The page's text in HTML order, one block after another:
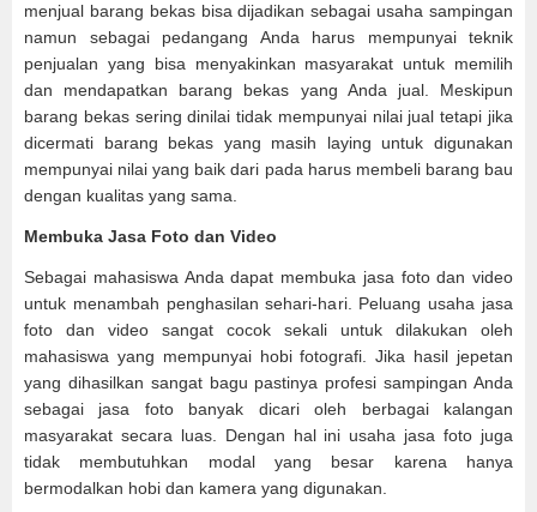
menjual barang bekas bisa dijadikan sebagai usaha sampingan
namun sebagai pedangang Anda harus mempunyai teknik
penjualan yang bisa menyakinkan masyarakat untuk memilih
dan mendapatkan barang bekas yang Anda jual. Meskipun
barang bekas sering dinilai tidak mempunyai nilai jual tetapi jika
dicermati barang bekas yang masih laying untuk digunakan
mempunyai nilai yang baik dari pada harus membeli barang bau
dengan kualitas yang sama.
Membuka Jasa Foto dan Video
Sebagai mahasiswa Anda dapat membuka jasa foto dan video
untuk menambah penghasilan sehari-hari. Peluang usaha jasa
foto dan video sangat cocok sekali untuk dilakukan oleh
mahasiswa yang mempunyai hobi fotografi. Jika hasil jepetan
yang dihasilkan sangat bagu pastinya profesi sampingan Anda
sebagai jasa foto banyak dicari oleh berbagai kalangan
masyarakat secara luas. Dengan hal ini usaha jasa foto juga
tidak membutuhkan modal yang besar karena hanya
bermodalkan hobi dan kamera yang digunakan.